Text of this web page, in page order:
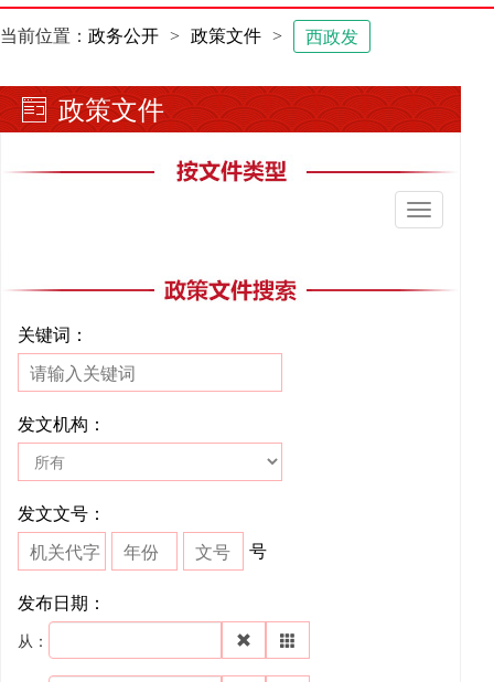
当前位置： 政务公开 > 政策文件 > 西政发
政策文件
切
换
关键词：
发文机构：
发文文号：
号
发布日期：
从：